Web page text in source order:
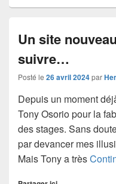
Un site
suivre…
Posté le 26 avril 2024par
Depuis un moment
Tony Osorio pour la
des stages. Sans
par devancer mes
Mais Tony a très